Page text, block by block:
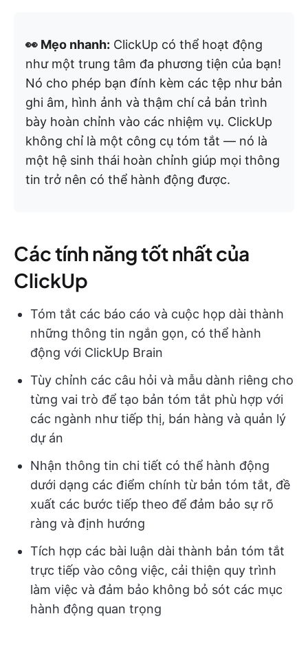
👀 Mẹo nhanh: ClickUp có thể hoạt động
như một trung tâm đa phương tiện của bạn!
Nó cho phép bạn đính kèm các tệp như bản
ghi âm, hình ảnh và thậm chí cả bản trình
bày hoàn chỉnh vào các nhiệm vụ. ClickUp
không chỉ là một công cụ tóm tắt — nó là
một hệ sinh thái hoàn chỉnh giúp mọi thông
tin trở nên có thể hành động được.
Các tính năng tốt nhất của
ClickUp
Tóm tắt các báo cáo và cuộc họp dài thành
những thông tin ngắn gọn, có thể hành
động với ClickUp Brain
Tùy chỉnh các câu hỏi và mẫu dành riêng cho
từng vai trò để tạo bản tóm tắt phù hợp với
các ngành như tiếp thị, bán hàng và quản lý
dự án
Nhận thông tin chi tiết có thể hành động
dưới dạng các điểm chính từ bản tóm tắt, đề
xuất các bước tiếp theo để đảm bảo sự rõ
ràng và định hướng
Tích hợp các bài luận dài thành bản tóm tắt
trực tiếp vào công việc, cải thiện quy trình
làm việc và đảm bảo không bỏ sót các mục
hành động quan trọng